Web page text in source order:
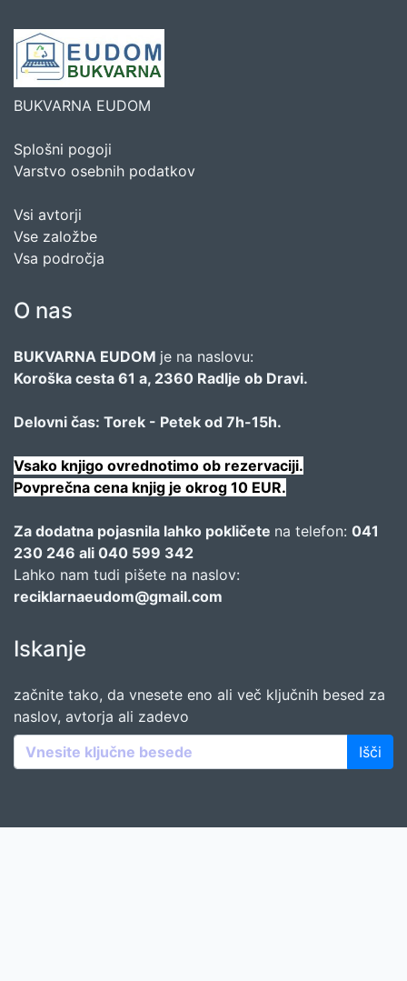
BUKVARNA EUDOM
Splošni pogoji
Varstvo osebnih podatkov
Vsi avtorji
Vse založbe
Vsa področja
O nas
BUKVARNA EUDOM je na naslovu:
Koroška cesta 61 a, 2360 Radlje ob Dravi.
Delovni čas: Torek - Petek od 7h-15h.
Vsako knjigo ovrednotimo ob rezervaciji.
Povprečna cena knjig je okrog 10 EUR.
Za dodatna pojasnila lahko pokličete na telefon: 041
230 246 ali 040 599 342
Lahko nam tudi pišete na naslov:
reciklarnaeudom@gmail.com
Iskanje
začnite tako, da vnesete eno ali več ključnih besed za
naslov, avtorja ali zadevo
Išči